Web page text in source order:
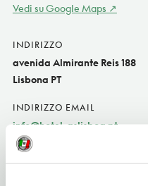
Vedi su Google Maps
INDIRIZZO
avenida Almirante Reis 188
Lisbona PT
INDIRIZZO EMAIL
info@hotel-aslisboa.pt
TELEFONO